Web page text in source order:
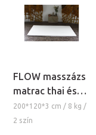
FLOW masszázs
matrac thai és
shiatsu
masszázshoz
200*120*3 cm / 8 kg /
2 szín